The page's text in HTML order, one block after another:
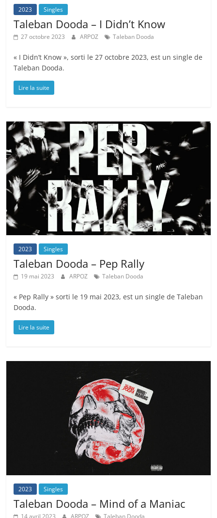
2023 Singles
Taleban Dooda – I Didn’t Know
27 octobre 2023 ARPOZ Taleban Dooda
« I Didn’t Know », sorti le 27 octobre 2023, est un single de
Taleban Dooda.
Lire la suite
2023 Singles
Taleban Dooda – Pep Rally
19 mai 2023 ARPOZ Taleban Dooda
« Pep Rally » sorti le 19 mai 2023, est un single de Taleban
Dooda.
Lire la suite
2023 Singles
Taleban Dooda – Mind of a Maniac
14 avril 2023 ARPOZ Taleban Dooda